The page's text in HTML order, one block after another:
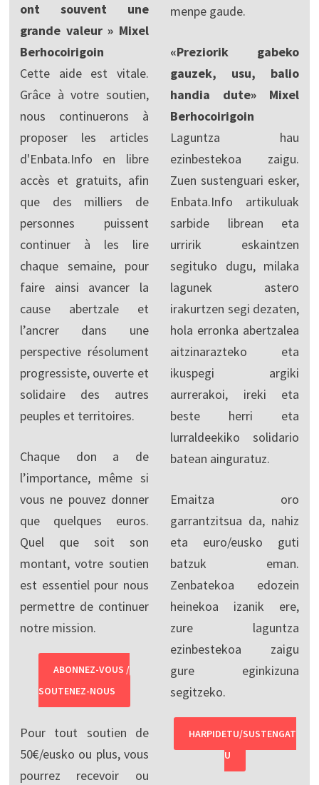
ont souvent une
grande valeur » Mixel
Berhocoirigoin
Cette aide est vitale.
Grâce à votre soutien,
nous continuerons à
proposer les articles
d'Enbata.Info en libre
accès et gratuits, afin
que des milliers de
personnes puissent
continuer à les lire
chaque semaine, pour
faire ainsi avancer la
cause abertzale et
l’ancrer dans une
perspective résolument
progressiste, ouverte et
solidaire des autres
peuples et territoires.
Chaque don a de
l’importance, même si
vous ne pouvez donner
que quelques euros.
Quel que soit son
montant, votre soutien
est essentiel pour nous
permettre de continuer
notre mission.
ABONNEZ-VOUS /
SOUTENEZ-NOUS
Pour tout soutien de
50€/eusko ou plus, vous
pourrez recevoir ou
menpe gaude.
«Preziorik gabeko
gauzek, usu, balio
handia dute» Mixel
Berhocoirigoin
Laguntza hau
ezinbestekoa zaigu.
Zuen sustenguari esker,
Enbata.Info artikuluak
sarbide librean eta
urririk eskaintzen
segituko dugu, milaka
lagunek astero
irakurtzen segi dezaten,
hola erronka abertzalea
aitzinarazteko eta
ikuspegi argiki
aurrerakoi, ireki eta
beste herri eta
lurraldeekiko solidario
batean ainguratuz.
Emaitza oro
garrantzitsua da, nahiz
eta euro/eusko guti
batzuk eman.
Zenbatekoa edozein
heinekoa izanik ere,
zure laguntza
ezinbestekoa zaigu
gure eginkizuna
segitzeko.
HARPIDETU/SUSTENGAT
U